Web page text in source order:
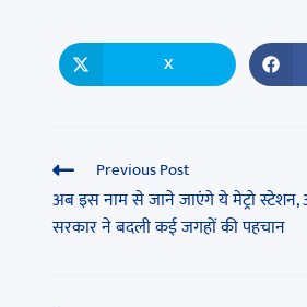
X
Previous Post
अब इस नाम से जाने जाएंगे ये मेट्रो
सरकार ने बदली कई जगहों की पहचान